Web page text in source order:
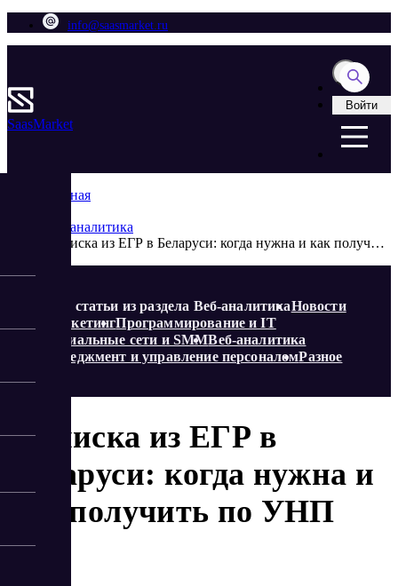
info@saasmarket.ru
SaasMarket
Войти
Главная
Веб-аналитика
Выписка из ЕГР в Беларуси: когда нужна и как получить по УНП
Еще статьи из раздела Веб-аналитикаНовости
МаркетингПрограммирование и IT
Социальные сети и SMMВеб-аналитика
Менеджмент и управление персоналомРазное
Выписка из ЕГР в
Беларуси: когда нужна и
как получить по УНП